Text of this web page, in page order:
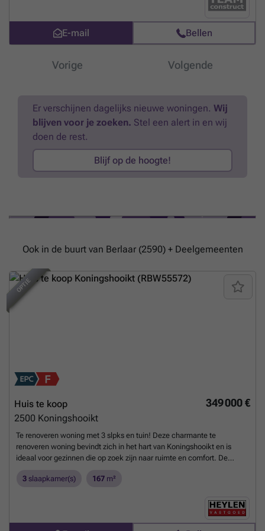
woning + 21% btw + aansluiting nutsvoorziening). Contacteer ons via:
### of ###Meer weten?
E-mail Bellen
Vorige Volgende
Er verschijnen dagelijks nieuwe woningen. Wij
blijven voor je zoeken. Stel een alert in en wij
doen de rest.
Blijf op de hoogte!
Ook in de buurt van Berlaar (2590) + Deelgemeenten
TOPPER
OPTIE
349 000 €
Huis te koop
2500 Koningshooikt
Te renoveren woning met 3 slpks en tuin! Deze charmante te
renoveren woning bevindt zich in het hart van Koningshooikt en is
ideaal voor gezinnen die op zoek zijn naar ruimte en comfort. De
op-den-Berg) met winkels, scholen en openbaar vervoer vlakbij. Bij
leefruimte. De leefruimte geeft toegang tot open keuken. De open
keuken is praktisch en stijlvol ingericht, voorzien van moderne
appartuur en lichtkoepel. Koken doet u trouwens met het zicht op de
3 slaapkamer(s) 167 m²